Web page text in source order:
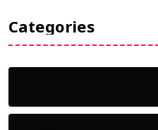
Categories